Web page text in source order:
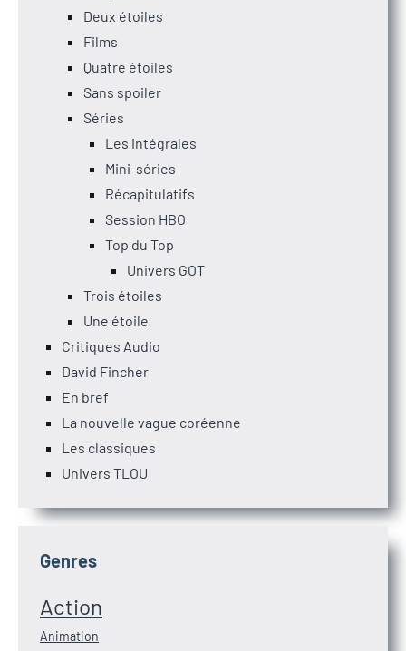
Deux étoiles
Films
Quatre étoiles
Sans spoiler
Séries
Les intégrales
Mini-séries
Récapitulatifs
Session HBO
Top du Top
Univers GOT
Trois étoiles
Une étoile
Critiques Audio
David Fincher
En bref
La nouvelle vague coréenne
Les classiques
Univers TLOU
Genres
Action
Animation